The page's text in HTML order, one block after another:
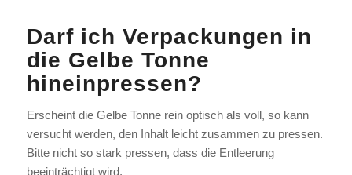
Darf ich Verpackungen in
die Gelbe Tonne
hineinpressen?
Erscheint die Gelbe Tonne rein optisch als voll, so kann
versucht werden, den Inhalt leicht zusammen zu pressen.
Bitte nicht so stark pressen, dass die Entleerung
beeinträchtigt wird.